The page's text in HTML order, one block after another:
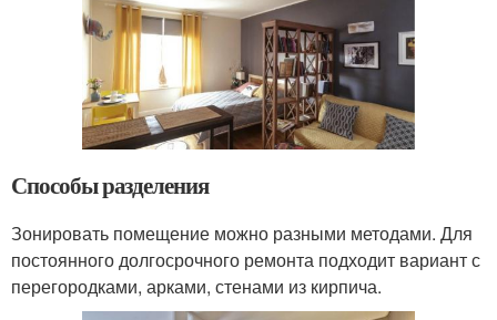
Способы разделения
Зонировать помещение можно разными методами. Для
постоянного долгосрочного ремонта подходит вариант с
перегородками, арками, стенами из кирпича.